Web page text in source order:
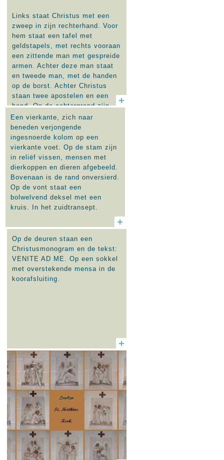
Links staat Christus met een
zweep in zijn rechterhand. Voor
hem staat een tafel met
geldstapels, met rechts vooraan
een zittende man met gespreide
armen. Achter deze man staat
en tweede man, met de handen
op de borst. Achter Christus
staan twee apostelen en een
hond. Op de achtergrond zijn
bouwelementen als een poort en
zuilen te onderscheiden. Rechts
staat de tekst: FAM. / MELLEN
/ DEDIT / G. V. WEGBERG /
FECIT. Afgebeeld is de
tempelreiniging (Matt. 21:12-
13).
Een vierkante, zich naar
beneden verjongende
ingesnoerde kolom op een
vierkante voet. Op de stam zijn
in reliëf vissen, mensen met
dierkoppen en dieren afgebeeld.
Bovenaan is de rand onversierd.
Op de vont staat een
bolwelvend deksel met een
kruis. In het zuidtransept.
Op de deuren staan een
Christusmonogram en de tekst:
VENITE AD ME. Op een sokkel
met overstekende mensa in de
koorafsluiting.